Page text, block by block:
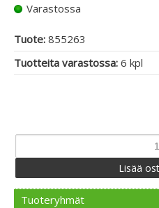
Varastossa
Tuote: 855263
Tuotteita varastossa: 6 kpl
Tuoteryhmät